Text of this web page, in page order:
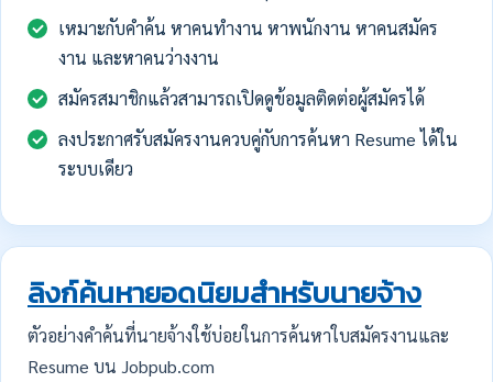
เหมาะกับคำค้น หาคนทำงาน หาพนักงาน หาคนสมัคร
งาน และหาคนว่างงาน
สมัครสมาชิกแล้วสามารถเปิดดูข้อมูลติดต่อผู้สมัครได้
ลงประกาศรับสมัครงานควบคู่กับการค้นหา Resume ได้ใน
ระบบเดียว
ลิงก์ค้นหายอดนิยมสำหรับนายจ้าง
ตัวอย่างคำค้นที่นายจ้างใช้บ่อยในการค้นหาใบสมัครงานและ
Resume บน Jobpub.com